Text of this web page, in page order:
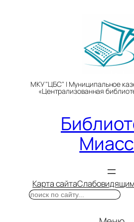
МКУ "ЦБС" | Муниципальное
«Централизованная
Карта сайтаСлабовидящим
Поиск